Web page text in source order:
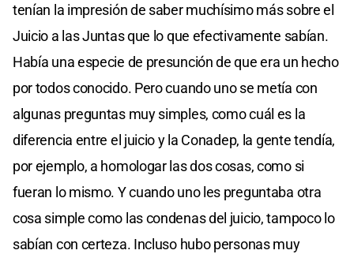
tenían la impresión de saber muchísimo más sobre el
Juicio a las Juntas que lo que efectivamente sabían.
Había una especie de presunción de que era un hecho
por todos conocido. Pero cuando uno se metía con
algunas preguntas muy simples, como cuál es la
diferencia entre el juicio y la Conadep, la gente tendía,
por ejemplo, a homologar las dos cosas, como si
fueran lo mismo. Y cuando uno les preguntaba otra
cosa simple como las condenas del juicio, tampoco lo
sabían con certeza. Incluso hubo personas muy